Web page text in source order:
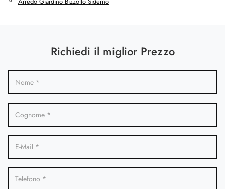
Richiedi il miglior Prezzo